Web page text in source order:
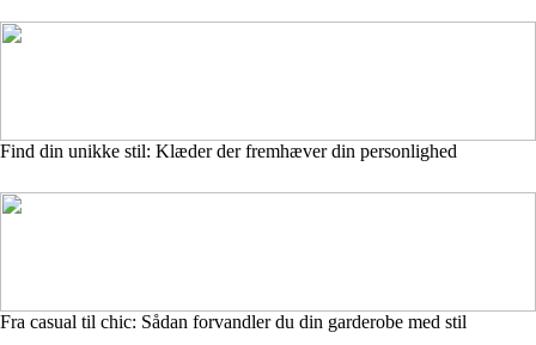
Find din unikke stil: Klæder der fremhæver din personlighed
Fra casual til chic: Sådan forvandler du din garderobe med stil